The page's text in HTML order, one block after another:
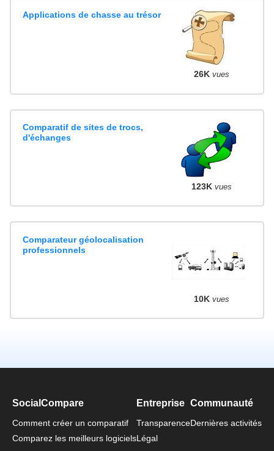
Applications de chasse au trésor
26K vues
Comparatif de sites de trocs,
d'échanges
123K vues
Comparateur géolocalisation
professionnels
10K vues
SocialCompare
Comment créer un comparatif
Comparez les meilleurs logiciels
Entreprise
Transparence
Légal
Communauté
Dernières activités